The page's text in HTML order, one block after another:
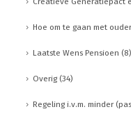
Hoe om te gaan met
Laatste Wens Pensioen (8)
Overig (34)
Regeling i.v.m. minder